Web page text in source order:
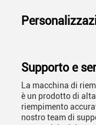
Supporto e
La macchina di
è un prodotto di
riempimento
nostro team di